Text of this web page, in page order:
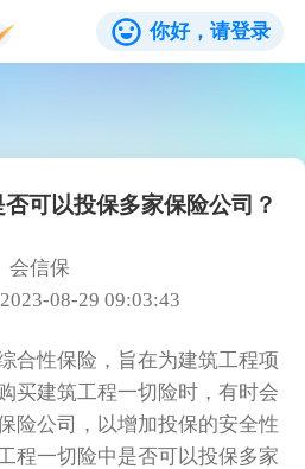
你好，请登录
可以投保多家保险公司？
会信保
08-29 09:03:43
合性保险，旨在为建筑工程项
买建筑工程一切险时，有时会
险公司，以增加投保的安全性
程一切险中是否可以投保多家